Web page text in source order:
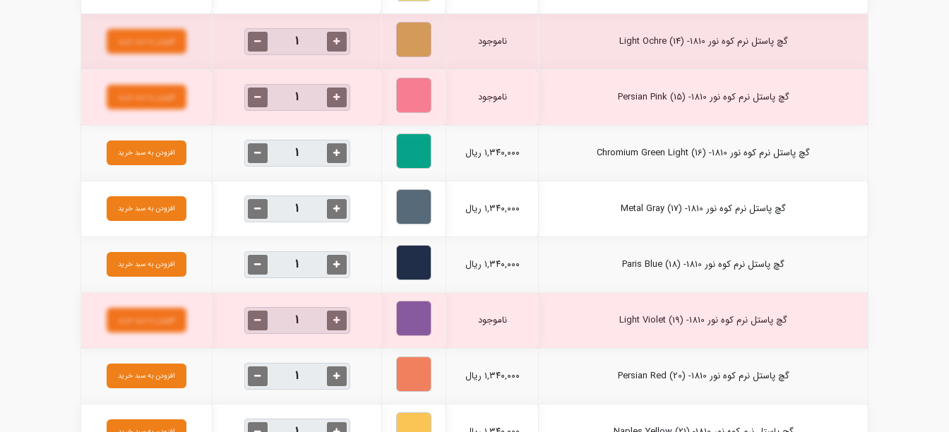
گچ پاستل نرم کوه نور Light Ochre (14) -1810 ناموجود افزودن به سبد خرید
گچ پاستل نرم کوه نور Persian Pink (15) -1810 ناموجود افزودن به سبد خرید
گچ پاستل نرم کوه نور Chromium Green Light (16) -1810 ۱,۳۴۰,۰۰۰ ریال افزودن به سبد خرید
گچ پاستل نرم کوه نور Metal Gray (17) -1810 ۱,۳۴۰,۰۰۰ ریال افزودن به سبد خرید
گچ پاستل نرم کوه نور Paris Blue (18) -1810 ۱,۳۴۰,۰۰۰ ریال افزودن به سبد خرید
گچ پاستل نرم کوه نور Light Violet (19) -1810 ناموجود افزودن به سبد خرید
گچ پاستل نرم کوه نور Persian Red (20) -1810 ۱,۳۴۰,۰۰۰ ریال افزودن به سبد خرید